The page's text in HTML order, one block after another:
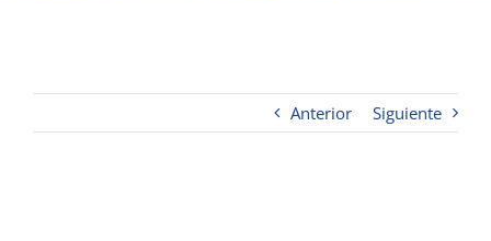
Anterior Siguiente